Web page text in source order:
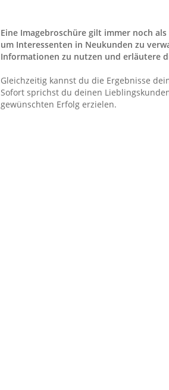
Eine Imagebroschüre gilt immer noch
um Interessenten in Neukunden zu
Informationen zu nutzen und erläutere
Gleichzeitig kannst du die Ergebnisse
Sofort sprichst du deinen
gewünschten Erfolg erzielen.